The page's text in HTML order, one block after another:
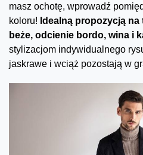
masz ochotę, wprowadź
koloru! Idealną propozycją
beże, odcienie bordo, wina i
stylizacjom indywidualnego
jaskrawe i wciąż pozostają w